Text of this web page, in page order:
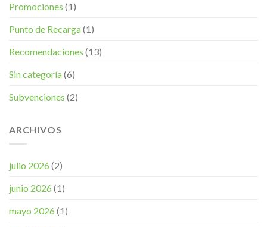
Promociones (1)
Punto de Recarga(1)
Recomendaciones (13)
Sin categoría(6)
Subvenciones (2)
ARCHIVOS
julio 2026 (2)
junio 2026 (1)
mayo 2026 (1)